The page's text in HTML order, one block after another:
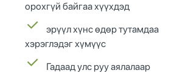
орохгүй байгаа хүүхдэд
эрүүл хүнс өдөр тутамдаа
хэрэглэдэг хүмүүс
Гадаад улс руу аялалаар